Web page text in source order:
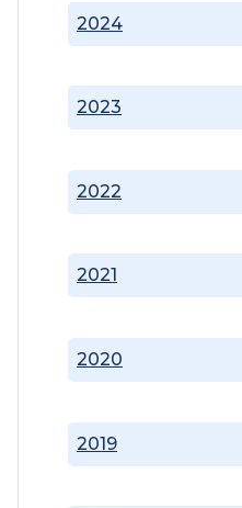
2019
2020
2021
2022
2023
2024